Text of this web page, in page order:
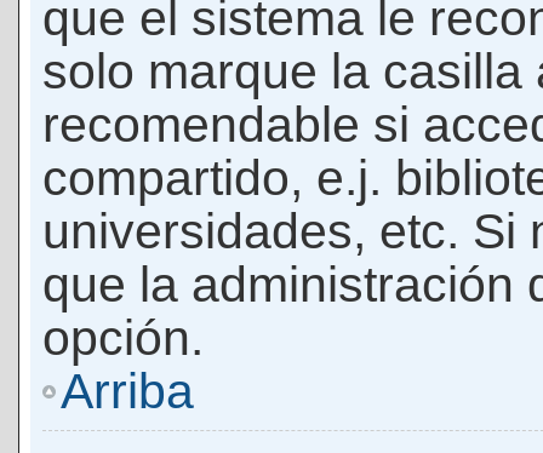
que el sistema le
solo marque la casilla
recomendable si
compartido, e.j.
universidades, etc. Si
que la administración
opción.
Arriba